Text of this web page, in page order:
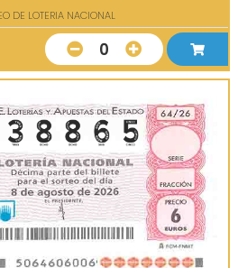
DE LOTERIA NACIONAL
0